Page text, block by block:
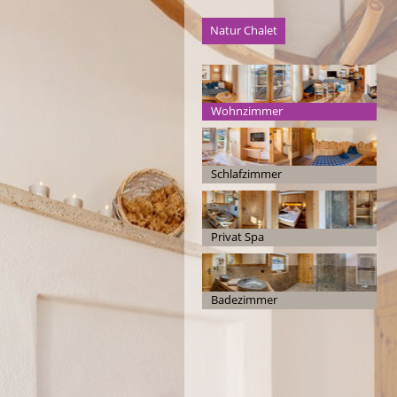
Natur Chalet
Wohnzimmer
Schlafzimmer
Privat Spa
Badezimmer